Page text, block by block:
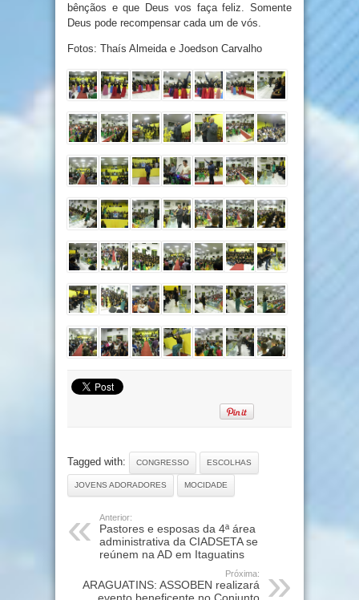
bênçãos e que Deus vos faça feliz. Somente
Deus pode recompensar cada um de vós.
Fotos: Thaís Almeida e Joedson Carvalho
Tagged with: CONGRESSO ESCOLHAS
JOVENS ADORADORES MOCIDADE
Anterior:
Pastores e esposas da 4ª área
administrativa da CIADSETA se
reúnem na AD em Itaguatins
Próxima:
ARAGUATINS: ASSOBEN realizará